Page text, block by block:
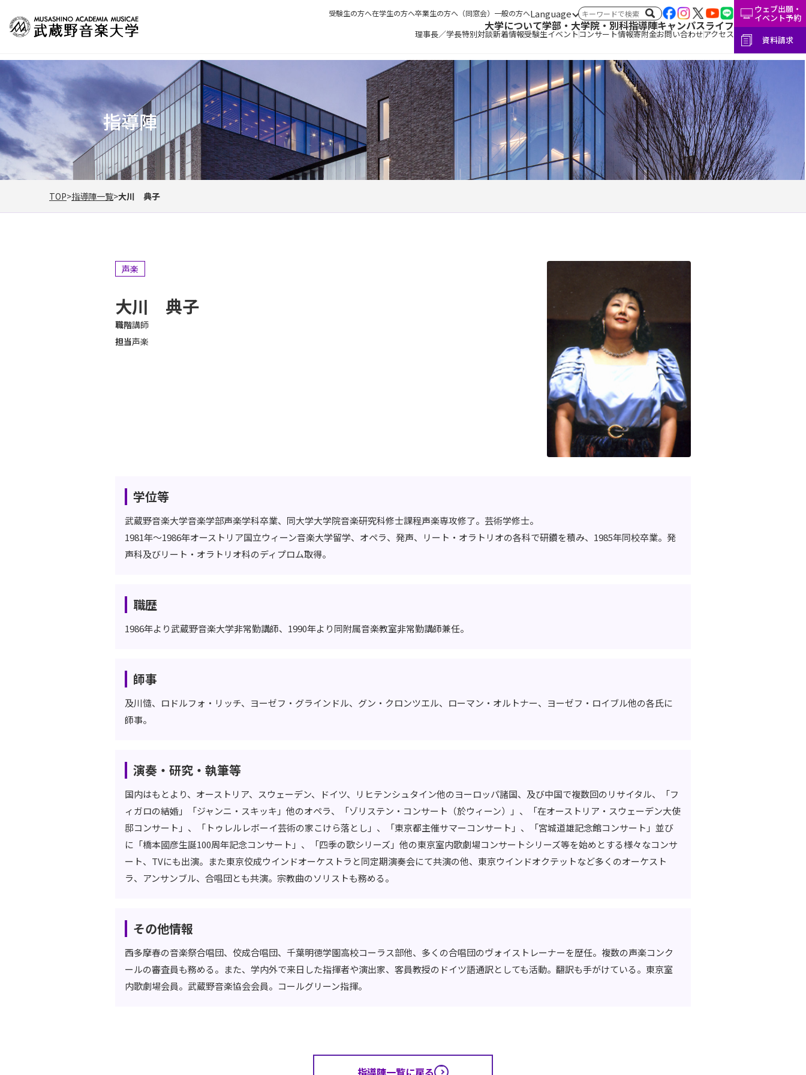
受験生の方へ在学生の方へ卒業生の方へ（同窓会） 一般の方へ言語切替 サイト内検索
大学について学部・大学院・別科指導陣キャンパスライフ
理事長／学長特別対談新着情報受験生イベントコンサート情報寄附金お問い合わせアクセス
ウェブ出願・
イベント予約
資料請求
指導陣
TOP 指導陣一覧 大川 典子
声楽
大川 典子
職階講師
担当声楽
学位等
武蔵野音楽大学音楽学部声楽学科卒業、同大学大学院音楽研究科修士課程声楽専攻修了。芸術学修士。
1981年～1986年オーストリア国立ウィーン音楽大学留学、オペラ、発声、リート・オラトリオの各科で研鑽を積み、1985年同校卒業。発
声科及びリート・オラトリオ科のディプロム取得。
職歴
1986年より武蔵野音楽大学非常勤講師、1990年より同附属音楽教室非常勤講師兼任。
師事
及川慥、ロドルフォ・リッチ、ヨーゼフ・グラインドル、グン・クロンツエル、ローマン・オルトナー、ヨーゼフ・ロイブル他の各氏に
師事。
演奏・研究・執筆等
国内はもとより、オーストリア、スウェーデン、ドイツ、リヒテンシュタイン他のヨーロッパ諸国、及び中国で複数回のリサイタル、「フ
ィガロの結婚」「ジャンニ・スキッキ」他のオペラ、「ゾリステン・コンサート（於ウィーン）」、「在オーストリア・スウェーデン大使
邸コンサート」、「トゥレルレボーイ芸術の家こけら落とし」、「東京都主催サマーコンサート」、「宮城道雄記念館コンサート」並び
に「橋本國彦生誕100周年記念コンサート」、「四季の歌シリーズ」他の東京室内歌劇場コンサートシリーズ等を始めとする様々なコンサ
ート、TVにも出演。また東京佼成ウインドオーケストラと同定期演奏会にて共演の他、東京ウインドオクテットなど多くのオーケスト
ラ、アンサンブル、合唱団とも共演。宗教曲のソリストも務める。
その他情報
西多摩春の音楽祭合唱団、佼成合唱団、千葉明徳学園高校コーラス部他、多くの合唱団のヴォイストレーナーを歴任。複数の声楽コンク
ールの審査員も務める。また、学内外で来日した指揮者や演出家、客員教授のドイツ語通訳としても活動。翻訳も手がけている。東京室
内歌劇場会員。武蔵野音楽協会会員。コールグリーン指揮。